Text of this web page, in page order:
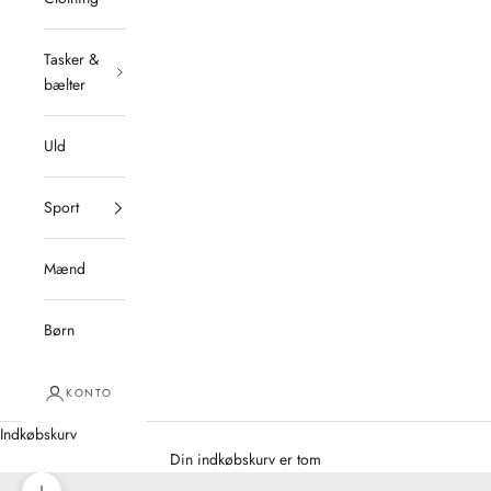
Tasker &
bælter
Uld
Sport
Mænd
Børn
KONTO
Indkøbskurv
Din indkøbskurv er tom